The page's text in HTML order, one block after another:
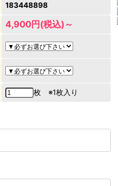
183448898
4,900円(税込)～
枚 ※1枚入り